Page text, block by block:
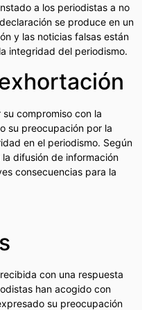
a los periodistas a no
se produce en un
y las noticias falsas están
integridad del periodismo.
compromiso con la
su preocupación por la
en el periodismo. Según
difusión de información
consecuencias para la
con una respuesta
han acogido con
su preocupación